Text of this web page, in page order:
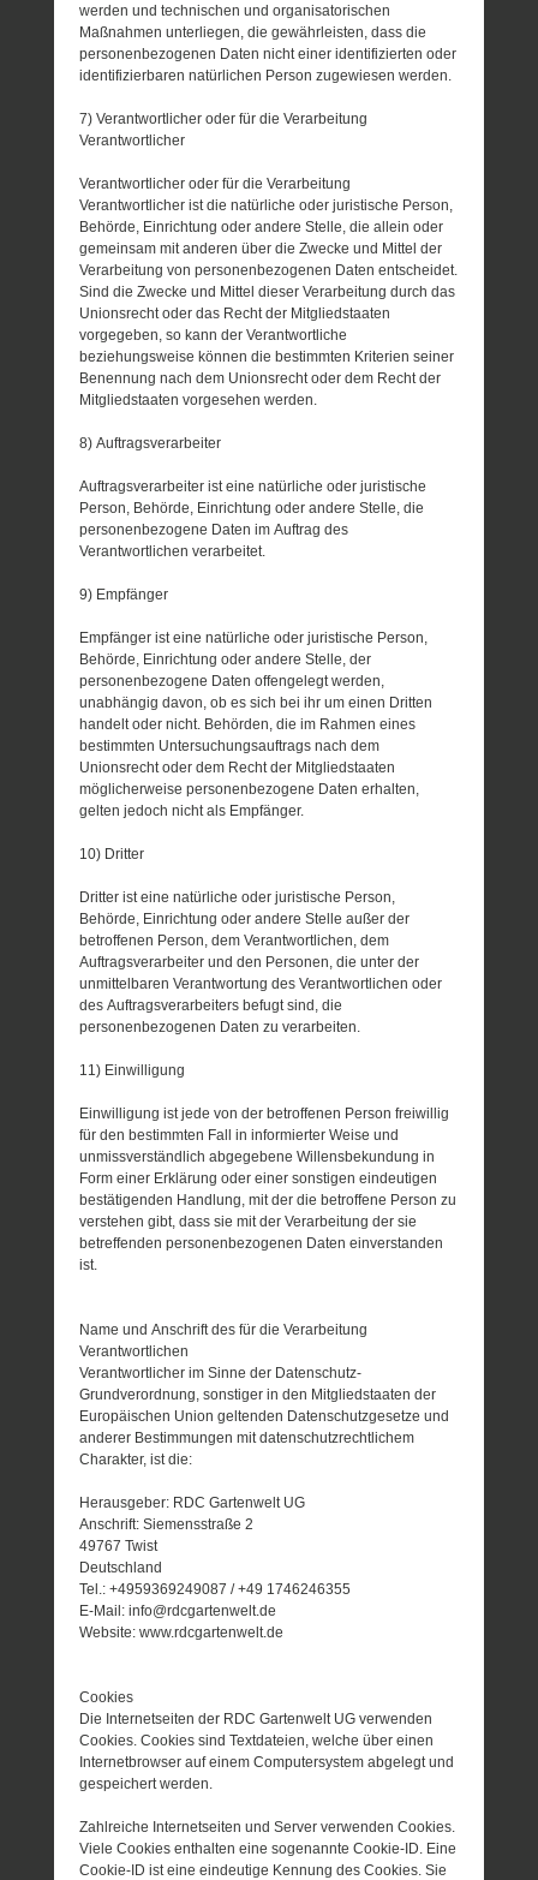
werden und technischen und organisatorischen
Maßnahmen unterliegen, die gewährleisten, dass die
personenbezogenen Daten nicht einer identifizierten oder
identifizierbaren natürlichen Person zugewiesen werden.
7) Verantwortlicher oder für die Verarbeitung
Verantwortlicher
Verantwortlicher oder für die Verarbeitung
Verantwortlicher ist die natürliche oder juristische Person,
Behörde, Einrichtung oder andere Stelle, die allein oder
gemeinsam mit anderen über die Zwecke und Mittel der
Verarbeitung von personenbezogenen Daten entscheidet.
Sind die Zwecke und Mittel dieser Verarbeitung durch das
Unionsrecht oder das Recht der Mitgliedstaaten
vorgegeben, so kann der Verantwortliche
beziehungsweise können die bestimmten Kriterien seiner
Benennung nach dem Unionsrecht oder dem Recht der
Mitgliedstaaten vorgesehen werden.
8) Auftragsverarbeiter
Auftragsverarbeiter ist eine natürliche oder juristische
Person, Behörde, Einrichtung oder andere Stelle, die
personenbezogene Daten im Auftrag des
Verantwortlichen verarbeitet.
9) Empfänger
Empfänger ist eine natürliche oder juristische Person,
Behörde, Einrichtung oder andere Stelle, der
personenbezogene Daten offengelegt werden,
unabhängig davon, ob es sich bei ihr um einen Dritten
handelt oder nicht. Behörden, die im Rahmen eines
bestimmten Untersuchungsauftrags nach dem
Unionsrecht oder dem Recht der Mitgliedstaaten
möglicherweise personenbezogene Daten erhalten,
gelten jedoch nicht als Empfänger.
10) Dritter
Dritter ist eine natürliche oder juristische Person,
Behörde, Einrichtung oder andere Stelle außer der
betroffenen Person, dem Verantwortlichen, dem
Auftragsverarbeiter und den Personen, die unter der
unmittelbaren Verantwortung des Verantwortlichen oder
des Auftragsverarbeiters befugt sind, die
personenbezogenen Daten zu verarbeiten.
11) Einwilligung
Einwilligung ist jede von der betroffenen Person freiwillig
für den bestimmten Fall in informierter Weise und
unmissverständlich abgegebene Willensbekundung in
Form einer Erklärung oder einer sonstigen eindeutigen
bestätigenden Handlung, mit der die betroffene Person zu
verstehen gibt, dass sie mit der Verarbeitung der sie
betreffenden personenbezogenen Daten einverstanden
ist.
Name und Anschrift des für die Verarbeitung
Verantwortlichen
Verantwortlicher im Sinne der Datenschutz-
Grundverordnung, sonstiger in den Mitgliedstaaten der
Europäischen Union geltenden Datenschutzgesetze und
anderer Bestimmungen mit datenschutzrechtlichem
Charakter, ist die:
Herausgeber: RDC Gartenwelt UG
Anschrift: Siemensstraße 2
49767 Twist
Deutschland
Tel.: +4959369249087 / +49 1746246355
E-Mail: info@rdcgartenwelt.de
Website: www.rdcgartenwelt.de
Cookies
Die Internetseiten der RDC Gartenwelt UG verwenden
Cookies. Cookies sind Textdateien, welche über einen
Internetbrowser auf einem Computersystem abgelegt und
gespeichert werden.
Zahlreiche Internetseiten und Server verwenden Cookies.
Viele Cookies enthalten eine sogenannte Cookie-ID. Eine
Cookie-ID ist eine eindeutige Kennung des Cookies. Sie